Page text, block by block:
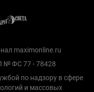
maximonline.ru
№ ФС 77 - 78428
по надзору в сфере
и массовых